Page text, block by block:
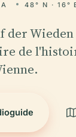
48° N · 16°
der
de